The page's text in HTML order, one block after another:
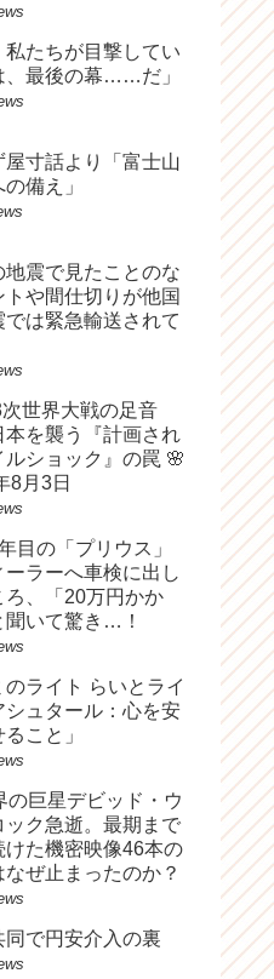
私たちが目撃してい
、最後の幕……だ」
屋寸話より「富士山
備え」
地震で見たことのな
トや間仕切りが他国
では緊急輸送されて
世界大戦の足音
本を襲う『計画され
ルショック』の罠 🌸
8月3日
目の「プリウス」
ーラーへ車検に出し
ろ、「20万円かか
聞いて驚き…！
のライト らいとライ
シュタール：心を安
こと」
の巨星デビッド・ウ
ック急逝。最期まで
けた機密映像46本の
なぜ止まったのか？
同で円安介入の裏